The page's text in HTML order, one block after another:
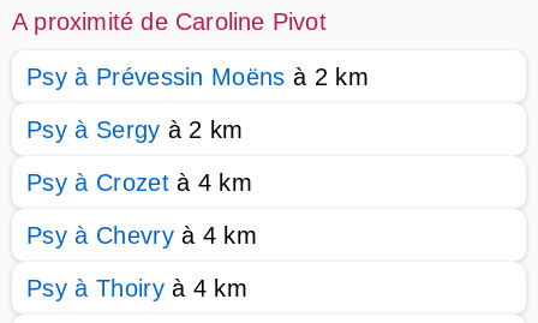
A proximité de Caroline Pivot
Psy à Prévessin Moëns à 2 km
Psy à Sergy à 2 km
Psy à Crozetà 4 km
Psy à Chevryà 4 km
Psy à Thoiryà 4 km